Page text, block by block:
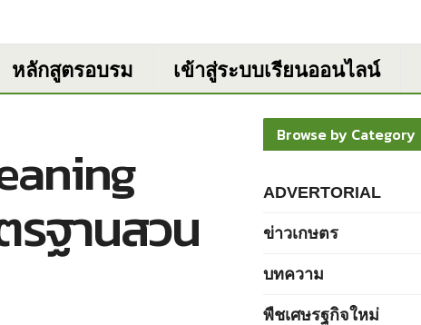
หลักสูตรอบรม เข้าสู่ระบบเรียนออนไลน์
รฐานสวน
Browse by Category
ADVERTORIAL
ข่าวเกษตร
บทความ
พืชเศษรฐกิจใหม่